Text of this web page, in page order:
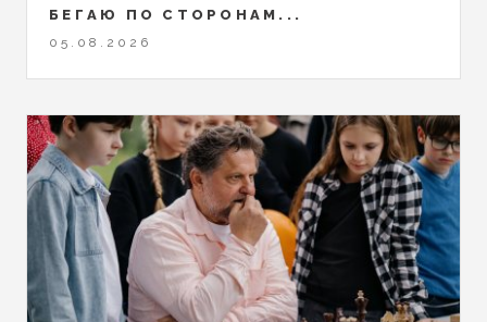
БЕГАЮ ПО СТОРОНАМ...
05.08.2026